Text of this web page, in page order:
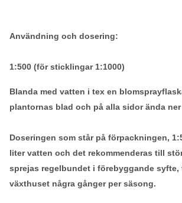
Användning och dosering:
1:500 (för sticklingar 1:1000)
Blanda med vatten i tex en
plantornas blad och på alla sidor ända
Doseringen som står på förpackningen,
liter vatten och det rekommenderas till
sprejas regelbundet i förebyggande syfte,
växthuset några gånger per säsong.